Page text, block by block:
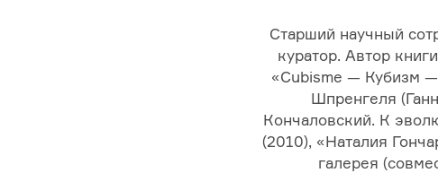
Старший научный
куратор. Автор
«Cubisme — Кубизм
Шпренгеля
Кончаловский. К
(2010), «Наталия
галерея